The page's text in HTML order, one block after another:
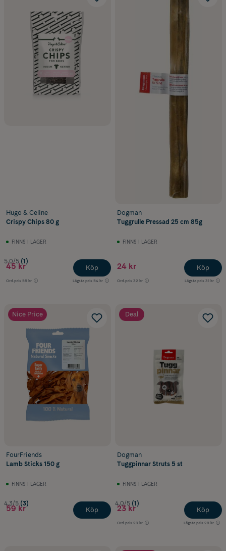
Hugo & Celine
Crispy Chips 80 g
FINNS I LAGER
5.0/5 (1)
45 kr
Ord.pris 55 kr Lägsta pris 54 kr
Köp
Dogman
Tuggrulle Pressad 25 cm 85g
FINNS I LAGER
24 kr
Ord.pris 32 kr Lägsta pris 31 kr
Köp
Nice Price
FourFriends
Lamb Sticks 150 g
FINNS I LAGER
4.3/5 (3)
59 kr Köp
Deal
Dogman
Tuggpinnar Struts 5 st
FINNS I LAGER
4.0/5 (1)
23 kr
Ord.pris 29 kr Lägsta pris 28 kr
Köp